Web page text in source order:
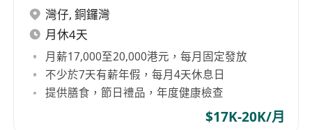
灣仔, 銅鑼灣
月休4天
月薪17,000至20,000港元，每月固定發放
不少於7天有薪年假，每月4天休息日
提供膳食，節日禮品，年度健康檢查
$17K-20K/月